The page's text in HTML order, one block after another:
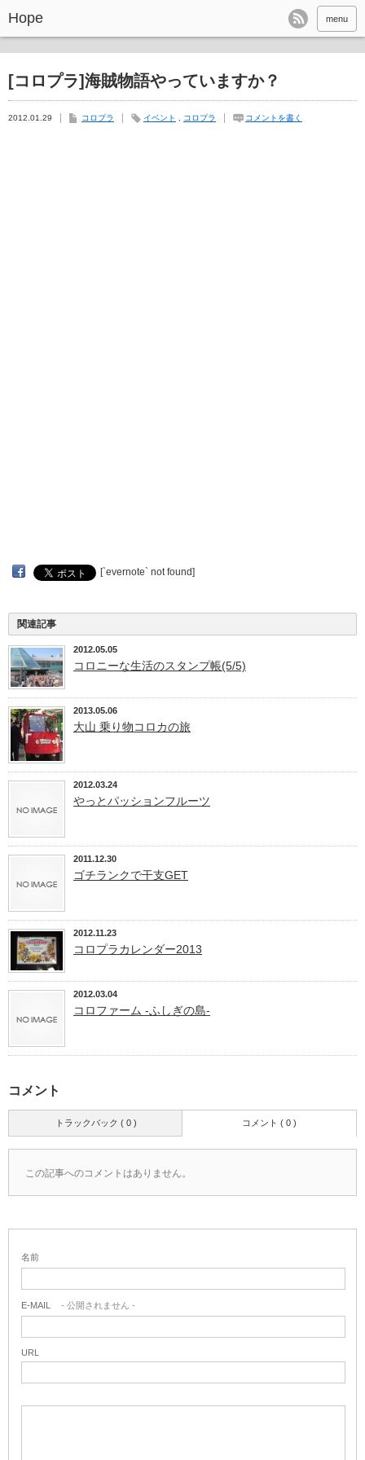
Hope menu
[コロプラ]海賊物語やっていますか？
2012.01.29 コロプラ イベント コロプラ コメントを書く
[`evernote` not found]
関連記事
2012.05.05
コロニーな生活のスタンプ帳(5/5)
2013.05.06
大山 乗り物コロカの旅
2012.03.24
やっとパッションフルーツ
2011.12.30
ゴチランクで干支GET
2012.11.23
コロプラカレンダー2013
2012.03.04
コロファーム -ふしぎの島-
コメント
トラックバック ( 0 ) コメント ( 0 )
この記事へのコメントはありません。
名前
E-MAIL - 公開されません -
URL